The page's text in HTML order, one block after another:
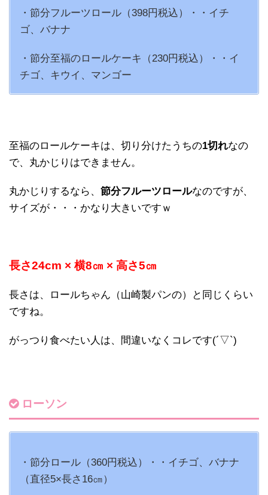
・節分フルーツロール（398円税込）・・イチ
ゴ、バナナ
・節分至福のロールケーキ（230円税込）・・イ
チゴ、キウイ、マンゴー
至福のロールケーキは、切り分けたうちの1切れなの
で、丸かじりはできません。
丸かじりするなら、 節分フルーツロールなのですが、
サイズが・・・かなり大きいですｗ
長さ24cm × 横8㎝ × 高さ5㎝
長さは、ロールちゃん（山崎製パンの）と同じくらい
ですね。
がっつり食べたい人は、間違いなくコレです(´▽`)
ローソン
・節分ロール（360円税込）・・イチゴ、バナナ
（直径5×長さ16㎝）